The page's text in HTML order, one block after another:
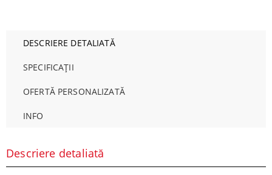
DESCRIERE DETALIATĂ
SPECIFICAȚII
OFERTĂ PERSONALIZATĂ
INFO
Descriere detaliată